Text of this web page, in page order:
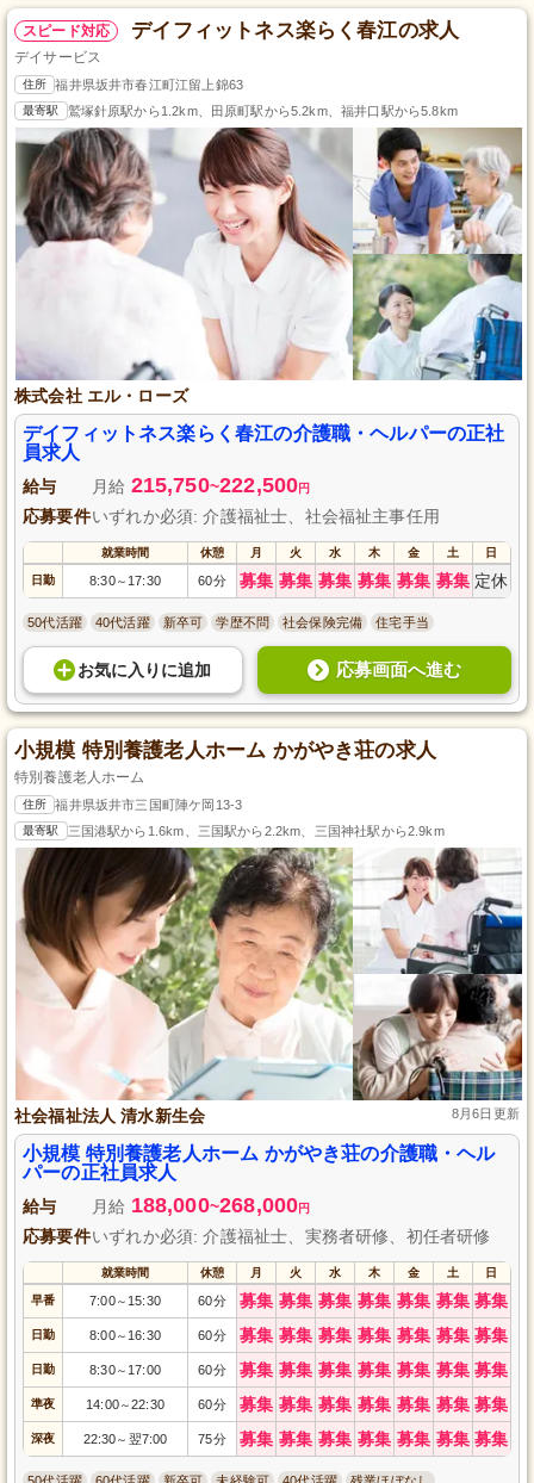
スピード対応 デイフィットネス楽らく春江の求人
デイサービス
住所 福井県坂井市春江町江留上錦63
最寄駅 鷲塚針原駅から1.2km、田原町駅から5.2km、福井口駅から5.8km
株式会社 エル・ローズ
デイフィットネス楽らく春江の介護職・ヘルパーの正社
員求人
給与 月給 215,750~222,500円
応募要件いずれか必須: 介護福祉士、社会福祉主事任用
就業時間 休憩 月 火 水 木 金 土 日
日勤 8:30～ 17:30 60分 募集 募集 募集 募集 募集 募集 定休
50代活躍 40代活躍 新卒可 学歴不問 社会保険完備 住宅手当
お気に入り に追加 応募画面へ進む
小規模 特別養護老人ホーム かがやき荘の求人
特別養護老人ホーム
住所 福井県坂井市三国町陣ケ岡13-3
最寄駅 三国港駅から1.6km、三国駅から2.2km、三国神社駅から2.9km
社会福祉法人 清水新生会 8月6日更新
小規模 特別養護老人ホーム かがやき荘の介護職・ヘル
パーの正社員求人
給与 月給 188,000~268,000円
応募要件いずれか必須: 介護福祉士、実務者研修、初任者研修
就業時間 休憩 月 火 水 木 金 土 日
早番 7:00～ 15:30 60分 募集 募集 募集 募集 募集 募集 募集
日勤 8:00～ 16:30 60分 募集 募集 募集 募集 募集 募集 募集
日勤 8:30～ 17:00 60分 募集 募集 募集 募集 募集 募集 募集
準夜 14:00～22:30 60分 募集 募集 募集 募集 募集 募集 募集
深夜 22:30～ 翌7:00 75分 募集 募集 募集 募集 募集 募集 募集